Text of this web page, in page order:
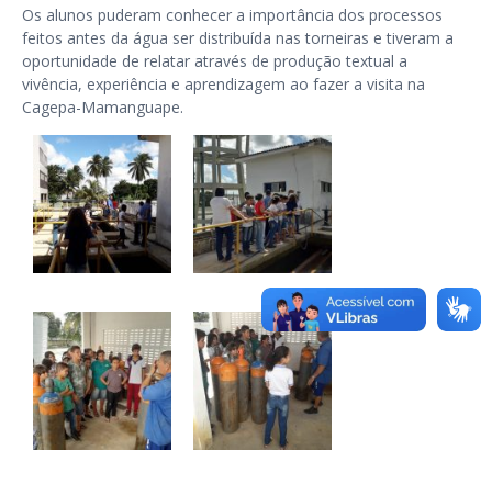
Os alunos puderam conhecer a importância dos processos
feitos antes da água ser distribuída nas torneiras e tiveram a
oportunidade de relatar através de produção textual a
vivência, experiência e aprendizagem ao fazer a visita na
Cagepa-Mamanguape.